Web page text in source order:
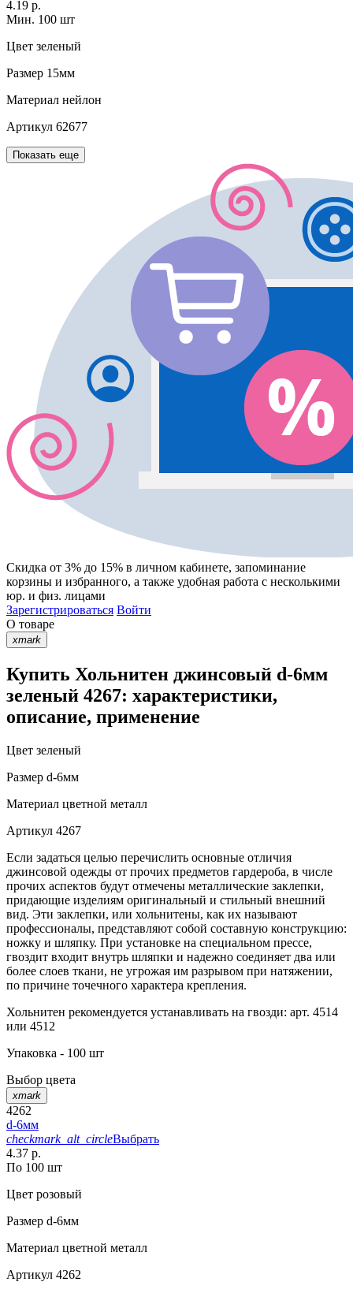
4.19 р.
Мин. 100 шт
Цвет зеленый
Размер 15мм
Материал нейлон
Артикул 62677
Показать еще
Скидка от 3% до 15% в личном кабинете, запоминание
корзины и избранного, а также удобная работа с несколькими
юр. и физ. лицами
Зарегистрироваться Войти
О товаре
xmark
Купить Хольнитен джинсовый d-6мм
зеленый 4267: характеристики,
описание, применение
Цвет зеленый
Размер d-6мм
Материал цветной металл
Артикул 4267
Если задаться целью перечислить основные отличия
джинсовой одежды от прочих предметов гардероба, в числе
прочих аспектов будут отмечены металлические заклепки,
придающие изделиям оригинальный и стильный внешний
вид. Эти заклепки, или хольнитены, как их называют
профессионалы, представляют собой составную конструкцию:
ножку и шляпку. При установке на специальном прессе,
гвоздит входит внутрь шляпки и надежно соединяет два или
более слоев ткани, не угрожая им разрывом при натяжении,
по причине точечного характера крепления.
Хольнитен рекомендуется устанавливать на гвозди: арт. 4514
или 4512
Упаковка - 100 шт
Выбор цвета
xmark
4262
d-6мм
checkmark_alt_circleВыбрать
4.37 р.
По 100 шт
Цвет розовый
Размер d-6мм
Материал цветной металл
Артикул 4262